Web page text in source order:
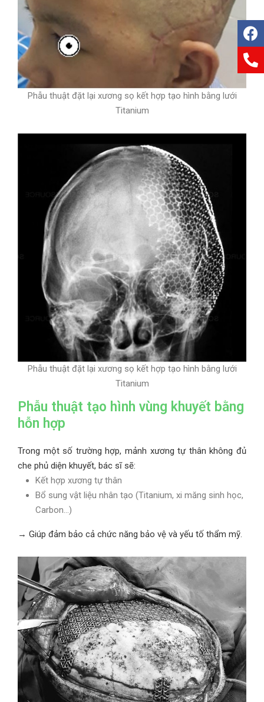
Phẫu thuật đặt lại xương sọ kết hợp tạo hình bằng lưới
Titanium
Phẫu thuật đặt lại xương sọ kết hợp tạo hình bằng lưới
Titanium
Phẫu thuật tạo hình vùng khuyết bằng
hỗn hợp
Trong một số trường hợp, mảnh xương tự thân không đủ
che phủ diện khuyết, bác sĩ sẽ:
Kết hợp xương tự thân
Bổ sung vật liệu nhân tạo (Titanium, xi măng sinh học,
Carbon…)
→ Giúp đảm bảo cả chức năng bảo vệ và yếu tố thẩm mỹ.